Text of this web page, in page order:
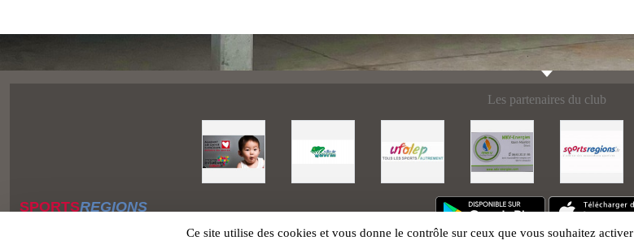
Les partenaires du club
SPORTSREGIONS
Ce site utilise des cookies et vous donne le contrôle sur ceux que vous souhaitez activer